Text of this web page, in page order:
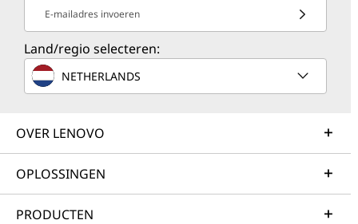
E-mailadres invoeren
Land/regio selecteren:
NETHERLANDS
OVER LENOVO
OPLOSSINGEN
PRODUCTEN